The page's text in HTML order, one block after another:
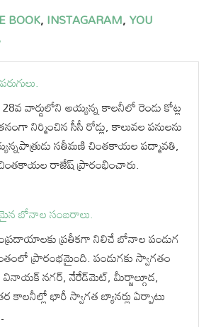
BOOK,INSTAGARAM,YOU
వార్డులోని అయ్యన్న కాలనీలో రెండు కోట్ల
నిర్మించిన సీసీ రోడ్లు, కాలువల పనులను
సతీమణి చింతకాయల పద్మావతి,
చింతకాయల రాజేష్ ప్రారంభించారు.
బోనాల సంబరాలు.
ప్రతీకగా నిలిచే బోనాల పండుగ
ప్రారంభమైంది. పండుగకు స్వాగతం
వినాయక్ నగర్, నేరేడ్‌మెట్, మీర్జాల్గూడ,
కాలనీల్లో భారీ స్వాగత బ్యానర్లు ఏర్పాటు